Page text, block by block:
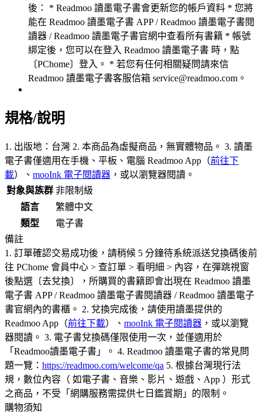
後： * Readmoo 讀墨電子書會更新您的帳戶資料 * 您將
能在 Readmoo 讀墨電子書 APP / Readmoo 讀墨電子書閱
讀器 / Readmoo 讀墨電子書官網中查看所有書籍 * 帳號
綁定後，您可以在登入 Readmoo 讀墨電子書 時，點
〔PChome〕登入。 * 若您有任何相關疑問請來信
Readmoo 讀墨電子書客服信箱 service@readmoo.com。
規格/說明
1. 出版地：台灣 2. 本商品為虛擬商品，無實體物品。 3. 讀墨
電子書僅適用在手機、平板、電腦 Readmoo App（前往下
載）、 mooInk 電子閱讀器 ，或以瀏覽器閱讀。
對象與族群 非限制級
語言
繁體中文
類型
電子書
備註
1. 訂單確認交易成功後，請稍候 5 分鐘待系統派送兌換碼後前
往 PChome 會員中心 > 查訂單 > 看明細 > 內容，在彈跳視窗
後點選〔去兌換〕，所購買的書籍即會出現在 Readmoo 讀墨
電子書 APP / Readmoo 讀墨電子書閱讀器 / Readmoo 讀墨電子
書官網內的書櫃。 2. 兌換完成後，請使用讀墨提供的
Readmoo App（前往下載）、 mooInk 電子閱讀器 ，或以瀏覽
器閱讀。 3. 電子書兌換碼僅限使用一次，並僅適用於
「Readmoo讀墨電子書」。 4. Readmoo 讀墨電子書的常見問
題一覽： https://readmoo.com/welcome/qa 5. 根據台灣現行法
規，數位內容（ 如電子書、音樂、影片、遊戲、App ）形式
之商品，不受「網購服務需提供七日鑑賞期」的限制。
購物須知